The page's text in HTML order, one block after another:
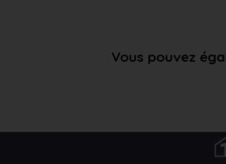
Vous pouvez